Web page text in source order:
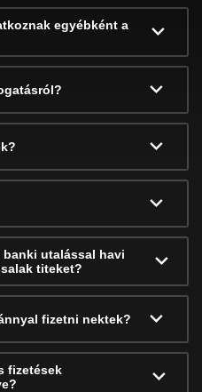
egyébként a
banki utalással havi
titeket?
fizetni nektek?
fizetések